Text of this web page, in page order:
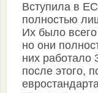
Вступила в
полностью
Их было
но они
них работало
после этого,